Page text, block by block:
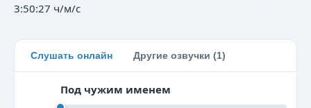
3:50:27 ч/м/с
Слушать онлайн Другие озвучки (1)
Под чужим именем